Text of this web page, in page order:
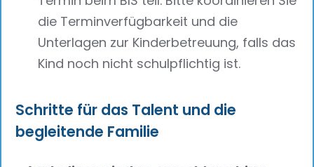
die Terminverfügbarkeit und die
Unterlagen zur Kinderbetreuung, falls das
Kind noch nicht schulpflichtig ist.
Schritte für das Talent und die
begleitende Familie